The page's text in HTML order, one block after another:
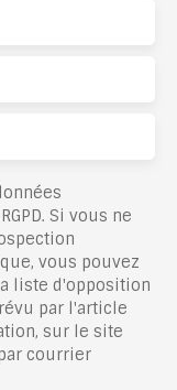
Si vous ne
vous pouvez
liste d'opposition
par l'article
sur le site
courrier